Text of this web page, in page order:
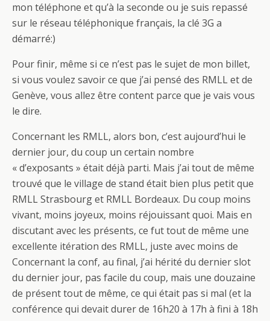
mon téléphone et qu’à la seconde ou je suis repassé
sur le réseau téléphonique français, la clé 3G a
démarré:)
Pour finir, même si ce n’est pas le sujet de mon billet,
si vous voulez savoir ce que j’ai pensé des RMLL et de
Genève, vous allez être content parce que je vais vous
le dire.
Concernant les RMLL, alors bon, c’est aujourd’hui le
dernier jour, du coup un certain nombre
« d’exposants » était déjà parti. Mais j’ai tout de même
trouvé que le village de stand était bien plus petit que
RMLL Strasbourg et RMLL Bordeaux. Du coup moins
vivant, moins joyeux, moins réjouissant quoi. Mais en
discutant avec les présents, ce fut tout de même une
excellente itération des RMLL, juste avec moins de
Concernant la conf, au final, j’ai hérité du dernier slot
du dernier jour, pas facile du coup, mais une douzaine
de présent tout de même, ce qui était pas si mal (et la
conférence qui devait durer de 16h20 à 17h à fini à 18h